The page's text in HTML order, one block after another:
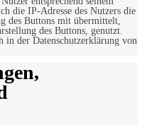
die IP-Adresse des Nutzers die
des Buttons mit übermittelt,
des Buttons, genutzt.
der Datenschutzerklärung von